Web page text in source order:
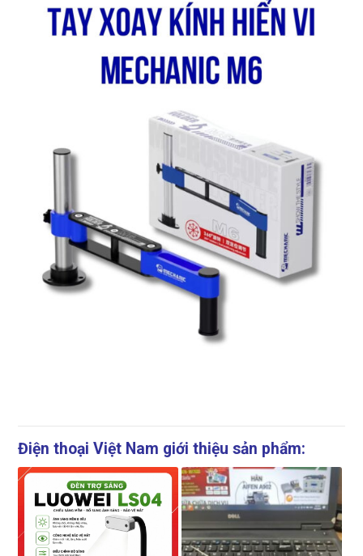
Điện thoại Việt Nam giới thiệu sản phẩm: